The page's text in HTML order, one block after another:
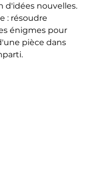
d'idées nouvelles.
: résoudre
énigmes pour
pièce dans